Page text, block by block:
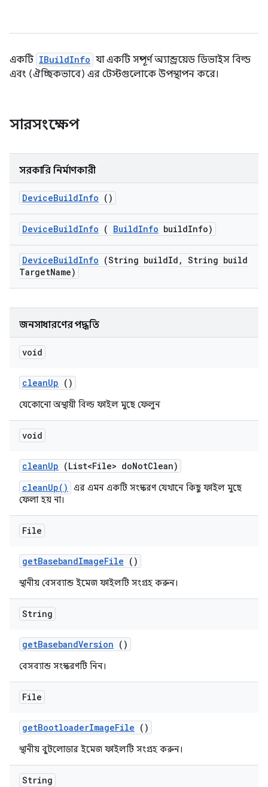
একটি IBuildInfo যা একটি সম্পূর্ণ অ্যান্ড্রয়েড ডিভাইস বিল্ড
এবং (ঐচ্ছিকভাবে) এর টেস্টগুলোকে উপস্থাপন করে।
সারসংক্ষেপ
সরকারি নির্মাণকারী
DeviceBuildInfo ()
DeviceBuildInfo ( BuildInfo buildInfo)
DeviceBuildInfo (String buildId , String build
TargetName)
জনসাধারণের পদ্ধতি
void
cleanUp ()
যেকোনো অস্থায়ী বিল্ড ফাইল মুছে ফেলুন
void
cleanUp (List<File> doNotClean)
cleanUp()
এর এমন একটি সংস্করণ যেখানে কিছু ফাইল মুছে
ফেলা হয় না।
File
getBasebandImageFile ()
স্থানীয় বেসব্যান্ড ইমেজ ফাইলটি সংগ্রহ করুন।
String
getBasebandVersion ()
বেসব্যান্ড সংস্করণটি নিন।
File
getBootloaderImageFile ()
স্থানীয় বুটলোডার ইমেজ ফাইলটি সংগ্রহ করুন।
String